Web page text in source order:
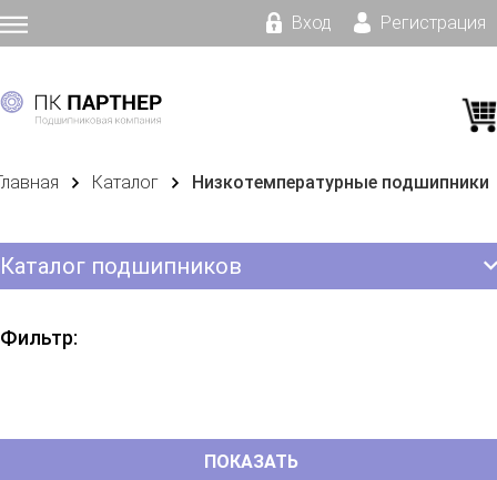
Вход Регистрация
Каталог Низкотемпературные подшипники
Каталог подшипников
Фильтр: